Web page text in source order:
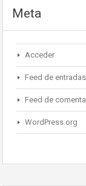
Meta
Acceder
Feed de entradas
Feed de
WordPress.org